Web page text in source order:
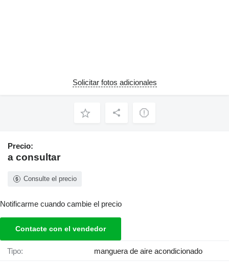
Solicitar fotos adicionales
Precio:
a consultar
Consulte el precio
Notificarme cuando cambie el precio
Contacte con el vendedor
Tipo: manguera de aire acondicionado